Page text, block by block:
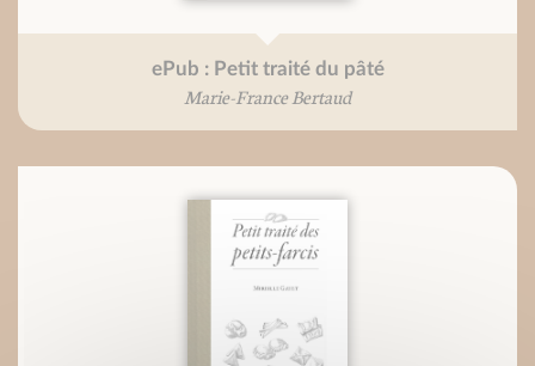
ePub : Petit traité du pâté
Marie-France Bertaud